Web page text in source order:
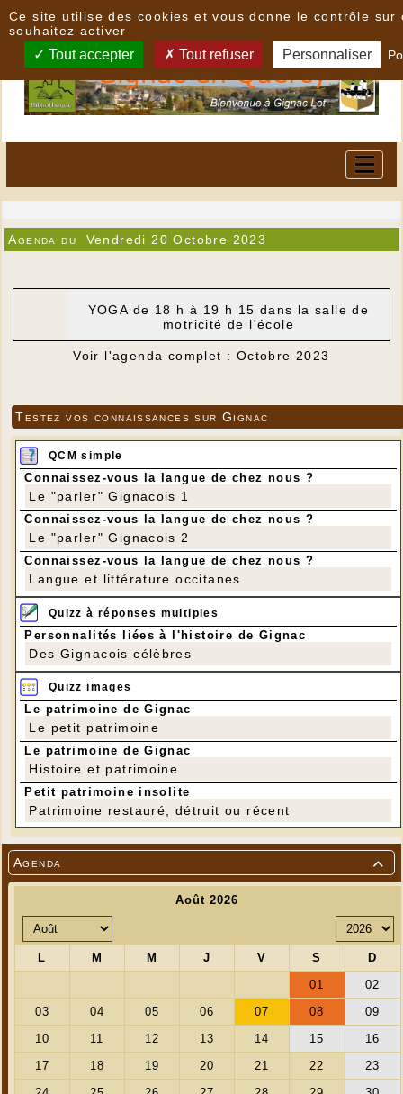

Agenda
Agenda du Vendredi 20 Octobre 2023
YOGA de 18 h à 19 h 15 dans la salle de
motricité de l'école
Voir l'agenda complet : Octobre 2023
Testez vos connaissances sur Gignac
QCM simple
Connaissez-vous la langue de chez nous ?
Le "parler" Gignacois 1
Connaissez-vous la langue de chez nous ?
Le "parler" Gignacois 2
Connaissez-vous la langue de chez nous ?
Langue et littérature occitanes
Quizz à réponses multiples
Personnalités liées à l'histoire de Gignac
Des Gignacois célèbres
Quizz images
Le patrimoine de Gignac
Le petit patrimoine
Le patrimoine de Gignac
Histoire et patrimoine
Petit patrimoine insolite
Patrimoine restauré, détruit ou récent
Ce site utilise des cookies et vous donne le contrôle sur
souhaitez activer
Tout accepter Tout refuser Personnaliser